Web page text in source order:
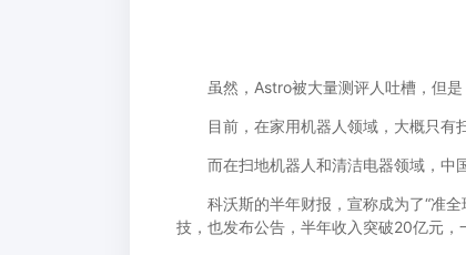
虽然，Astro被大量测评人吐槽，但是
目前，在家用机器人领域，大概只有扫
而在扫地机器人和清洁电器领域，中
科沃斯的半年财报，宣称成为了“准全
技，也发布公告，半年收入突破20亿元